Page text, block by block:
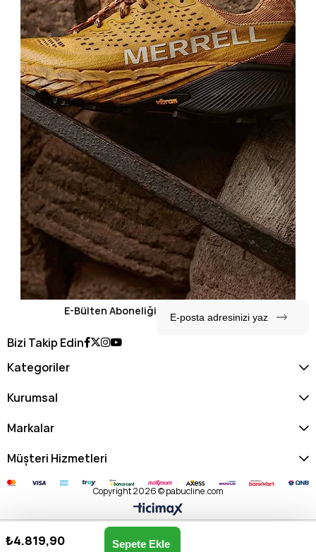
E-Bülten Aboneliği
Bizi Takip Edin
Kategoriler
Kurumsal
Markalar
Müşteri Hizmetleri
Copyright 2026 © pabucline.com
Matmazel Kadın Omuz & Kol Çantası 100210546-BEYAZ
₺4.819,90
Anasayfa Favorilerim